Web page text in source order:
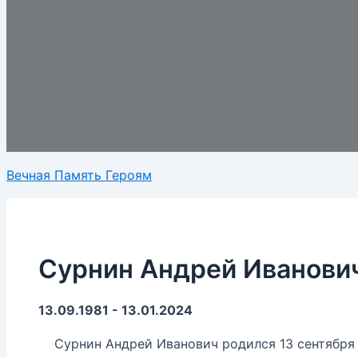
Вечная Память Героям
Сурнин Андрей
13.09.1981 - 13.01.2024
Сурнин Андрей Иванович родился 13